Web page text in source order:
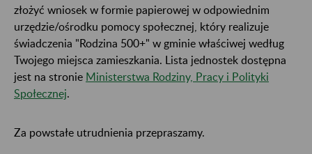
złożyć wniosek w formie papierowej w odpowiednim
urzędzie/ośrodku pomocy społecznej, który realizuje
świadczenia "Rodzina 500+" w gminie właściwej według
Twojego miejsca zamieszkania. Lista jednostek dostępna
jest na stronie Ministerstwa Rodziny, Pracy i Polityki
Społecznej
Za powstałe utrudnienia przepraszamy.